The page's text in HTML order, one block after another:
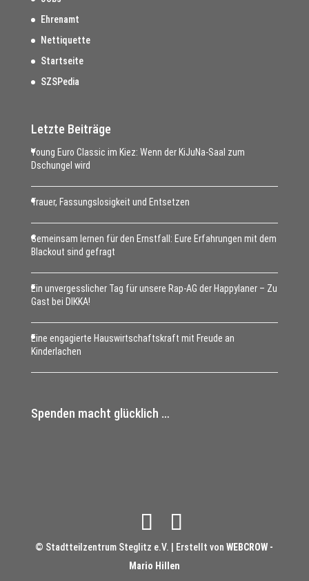
Ehrenamt
Nettiquette
Startseite
SZSPedia
Letzte Beiträge
Young Euro Classic im Kiez: Wenn der KiJuNa-Saal zum
Dschungel wird
Trauer, Fassungslosigkeit und Entsetzen
Gemeinsam lernen für den Ernstfall: Eure Erfahrungen mit dem
Blackout sind gefragt
Ein unvergesslicher Tag für unsere Rap-AG der Happylaner – Zu
Gast bei DIKKA!
Eine engagierte Hauswirtschaftskraft mit Freude an
Kinderlachen
Spenden macht glücklich …
© Stadtteilzentrum Steglitz e.V. | Erstellt vonWEBCROW -
Mario Hillen